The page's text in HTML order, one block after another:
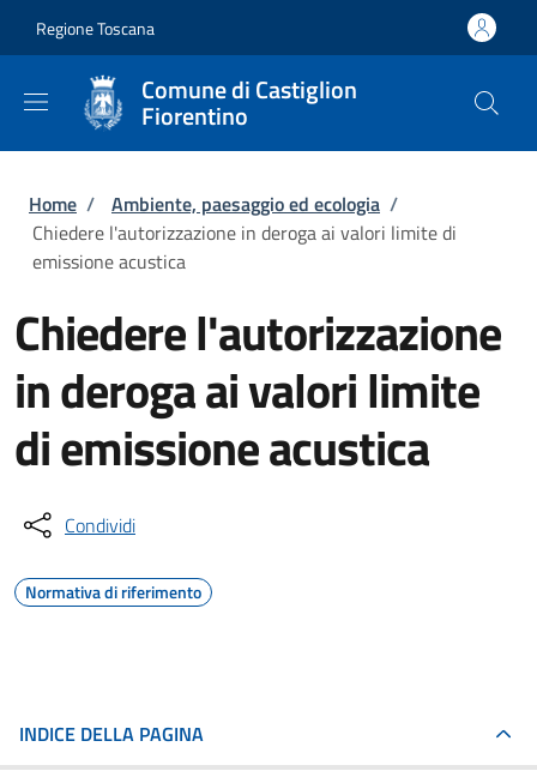
Regione Toscana
Comune di Castiglion
Fiorentino
Briciole di pane
Home / Ambiente, paesaggio ed ecologia /
Chiedere l'autorizzazione in deroga ai valori limite di
emissione acustica
Chiedere l'autorizzazione
in deroga ai valori limite
di emissione acustica
Condividi
Normativa di riferimento
INDICE DELLA PAGINA